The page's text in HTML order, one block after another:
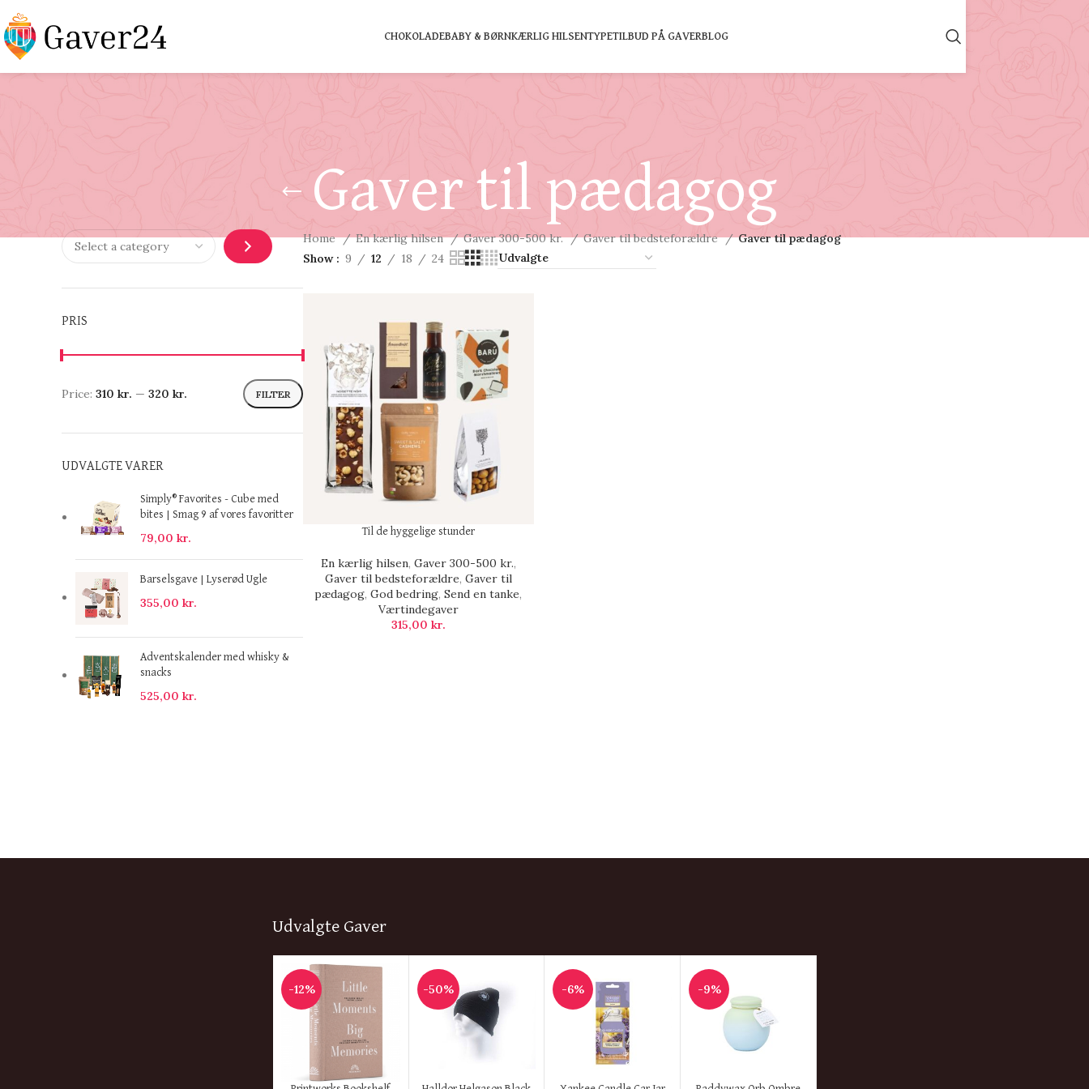
CHOKOLADEBABY & BØRNKÆRLIG HILSENTYPETILBUD PÅ GAVERBLOG
Gaver til pædagog
PRIS
FILTER
Price: 310 kr. — 320 kr.
UDVALGTE VARER
Simply® Favorites - Cube med
bites | Smag 9 af vores favoritter
79,00 kr.
Barselsgave | Lyserød Ugle
355,00 kr.
Adventskalender med whisky &
snacks
525,00 kr.
Home En kærlig hilsen Gaver 300-500 kr. Gaver til bedsteforældre
Gaver til pædagog
Show
9 12 18 24
Til de hyggelige stunder
En kærlig hilsen, Gaver 300-500 kr.,
Gaver til bedsteforældre, Gaver til
pædagog,God bedring,Send en tanke,
Værtindegaver
315,00 kr.
Udvalgte Gaver
-12% -50% -6% -9%